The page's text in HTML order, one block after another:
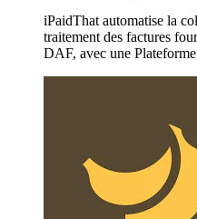
iPaidThat automatise la
traitement des factures
DAF, avec une